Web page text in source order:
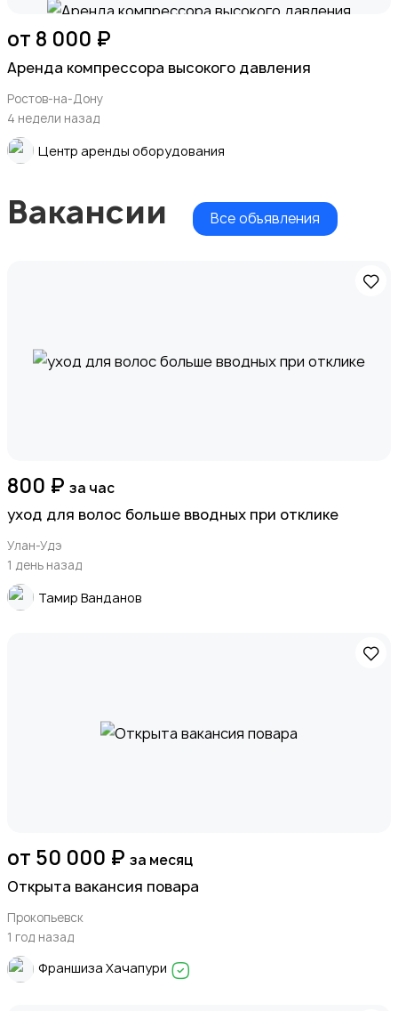
от 8 000 ₽
Аренда компрессора высокого давления
Ростов-на-Дону
4 недели назад
Центр аренды оборудования
Вакансии Все объявления
800 ₽ за час
уход для волос больше вводных при отклике
Улан-Удэ
1 день назад
Тамир Ванданов
от 50 000 ₽ за месяц
Открыта вакансия повара
Прокопьевск
1 год назад
Франшиза Хачапури